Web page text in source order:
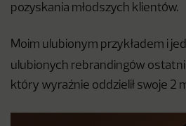
pozyskania młodszych klientów.
Moim ulubionym przykładem i
ulubionych rebrandingów
który wyraźnie oddzielił swoje 2